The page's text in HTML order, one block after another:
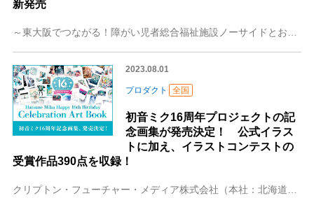
新発売
2023.08.01
プロダクト 全国
初音ミク16周年プロジェクトの記
念画集が発売決定！ 公式イラス
トに加え、イラストコンテストの
受賞作品390点を収録！